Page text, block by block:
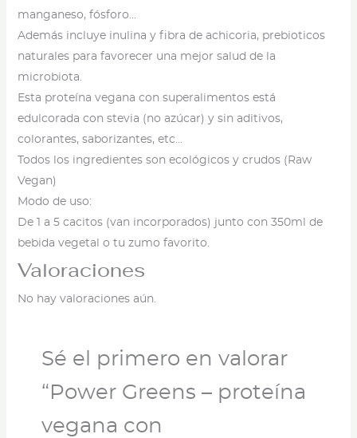
manganeso, fósforo…
Además incluye inulina y fibra de achicoria, prebioticos
naturales para favorecer una mejor salud de la
microbiota.
Esta proteína vegana con superalimentos está
edulcorada con stevia (no azúcar) y sin aditivos,
colorantes, saborizantes, etc…
Todos los ingredientes son ecológicos y crudos (Raw
Vegan)
Modo de uso:
De 1 a 5 cacitos (van incorporados) junto con 350ml de
bebida vegetal o tu zumo favorito.
Valoraciones
No hay valoraciones aún.
Sé el primero en valorar
“Power Greens – proteína
vegana con